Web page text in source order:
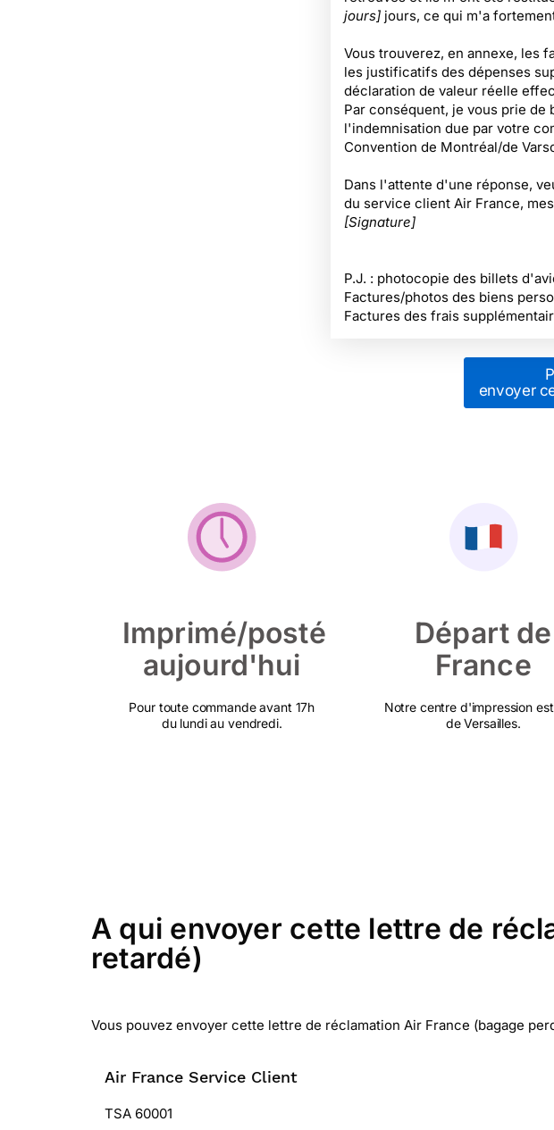
jours]jours, ce qui m'a
Vous trouverez, en annexe, les
les justificatifs des dépenses
déclaration de valeur réelle
Par conséquent, je vous prie
l'indemnisation due par votre
Convention de Montréal/de
Dans l'attente d'une réponse,
du service client Air France,
[Signature]
P.J. : photocopie des billets
Factures/photos des biens
Factures des frais
envoyer
Imprimé/posté
aujourd'hui
Pour toute commande avant 17h
du lundi au vendredi.
Départ de
France
Notre centre d'impression
de Versailles.
A qui envoyer cette lettre de
retardé)
Vous pouvez envoyer cette lettre de réclamation Air France (bagage
Air France Service Client
TSA 60001